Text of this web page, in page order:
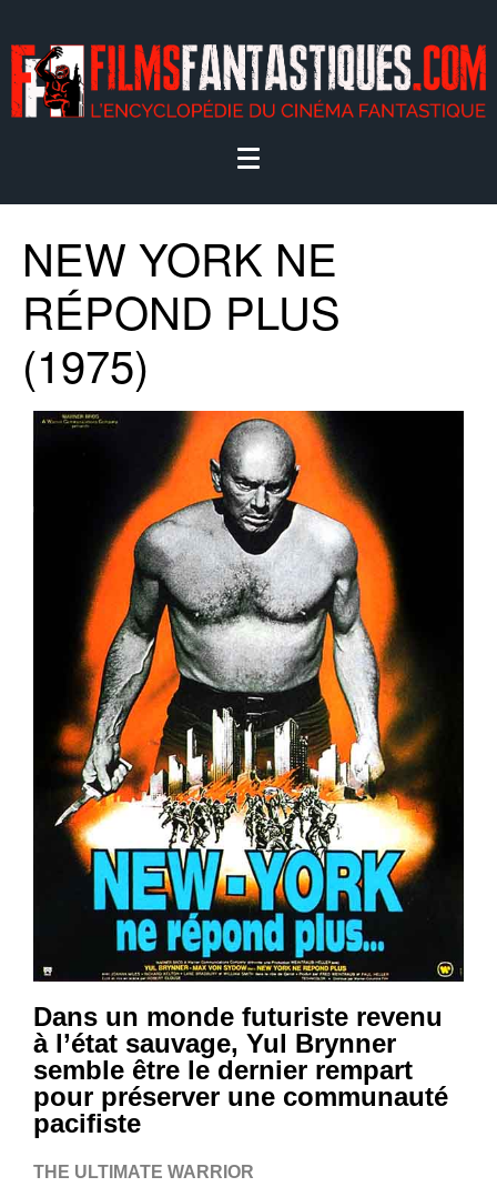
NEW YORK NE
RÉPOND PLUS
(1975)
Dans un monde futuriste revenu
à l’état sauvage, Yul Brynner
semble être le dernier rempart
pour préserver une communauté
pacifiste
THE ULTIMATE WARRIOR